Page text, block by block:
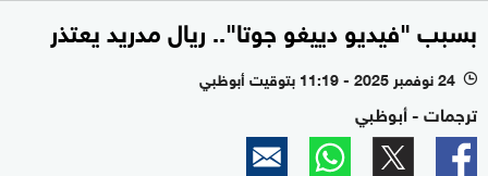
بسبب "فيديو دييغو جوتا".. ريال مدريد يعتذر
l 24 نوفمبر 2025 - 11:19 بتوقيت أبوظبي
ترجمات - أبوظبي